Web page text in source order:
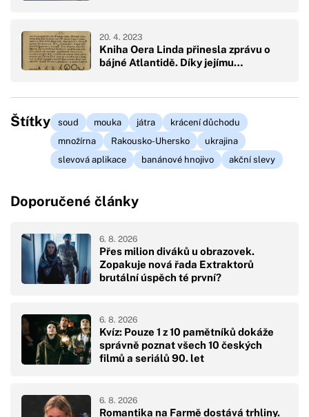
Kniha Oera Linda přinesla zprávu o
bájné Atlantidě. Díky jejímu…
20. 4. 2023
Štítky soud mouka játra
krácení důchodu
množírna
Rakousko-Uhersko
ukrajina
slevová aplikace
banánové hnojivo akční slevy
Doporučené články
Přes milion diváků u obrazovek.
Zopakuje nová řada Extraktorů
brutální úspěch té první?
6. 8. 2026
Kvíz: Pouze 1 z 10 pamětníků dokáže
správně poznat všech 10 českých
filmů a seriálů 90. let
6. 8. 2026
Romantika na Farmě dostává trhliny.
6. 8. 2026